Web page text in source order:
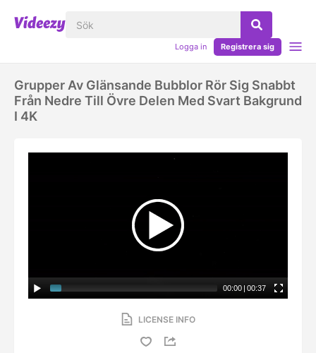
Logga in Registrera sig
Grupper Av Glänsande Bubblor Rör Sig Snabbt
Från Nedre Till Övre Delen Med Svart Bakgrund
I 4K
00:00 | 00:37
LICENSE INFO